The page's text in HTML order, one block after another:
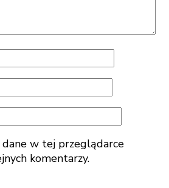
w tej przeglądarce
komentarzy.